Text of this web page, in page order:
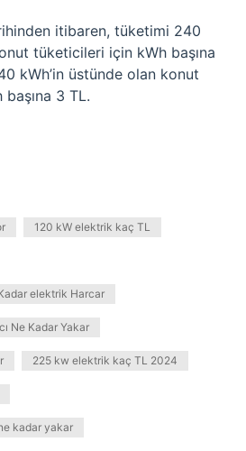
itibaren, tüketimi 240
tüketicileri için kWh başına
kWh’in üstünde olan konut
3 TL.
120 kW elektrik kaç TL
elektrik Harcar
Ne Kadar Yakar
225 kw elektrik kaç TL 2024
kadar yakar